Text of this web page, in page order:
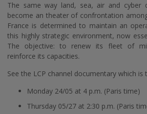
The same way land, sea, air and cyber
become an theater of confrontation
France is determined to maintain an
this highly strategic environment, now
The objective: to renew its fleet of
reinforce its capacities.
See the LCP channel documentary which
Monday 24/05 at 4 p.m. (Paris time)
Thursday 05/27 at 2:30 p.m. (Paris